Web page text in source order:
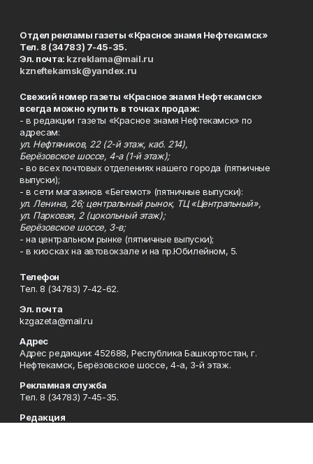
Отдел рекламы газеты «Красное знамя Нефтекамск»
Тел. 8 (34783) 7-45-35.
Эл. почта: kzreklama@mail.ru
kzneftekamsk@yandex.ru
Свежий номер газеты «Красное знамя Нефтекамск»
всегда можно купить в точках продаж:
- в редакции газеты «Красное знамя Нефтекамск» по
адресам:
ул. Нефтяников, 22 (2-й этаж, каб. 214),
Берёзовское шоссе, 4-а (1-й этаж);
- во всех почтовых отделениях нашего города (пятничные
выпуски);
- в сети магазинов «Бегемот» (пятничные выпуски):
ул. Ленина, 26; центральный рынок, ТЦ «Центральный»,
ул. Парковая, 2 (цокольный этаж);
Берёзовское шоссе, 3-в;
- на центральном рынке (пятничные выпуски);
- в киосках на автовокзале и на пр.Юбилейном, 5.
Телефон
Тел. 8 (34783) 7-42-62.
Эл. почта
kzgazeta@mail.ru
Адрес
Адрес редакции: 452688, Республика Башкортостан, г.
Нефтекамск, Берёзовское шоссе, 4-а, 3-й этаж.
Рекламная служба
Тел. 8 (34783) 7-45-35.
Редакция